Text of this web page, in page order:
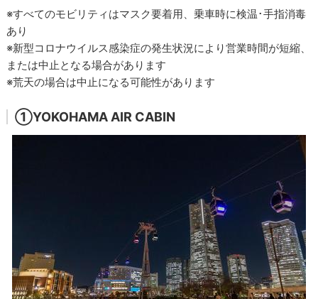
※すべてのモビリティはマスク要着用、乗車時に検温･手指消毒
あり
※新型コロナウイルス感染症の発生状況により営業時間が短縮、
または中止となる場合があります
※荒天の場合は中止になる可能性があります
①YOKOHAMA AIR CABIN